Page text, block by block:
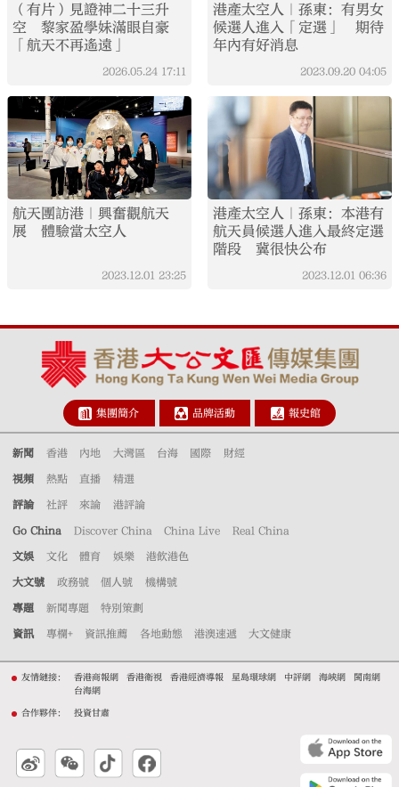
（有片）見證神二十三升
空 黎家盈學妹滿眼自豪
「航天不再遙遠」
2026.05.24 17:11
港產太空人｜孫東：有男女
候選人進入「定選」 期待
年內有好消息
2023.09.20 04:05
航天團訪港｜興奮觀航天
展 體驗當太空人
2023.12.01 23:25
港產太空人｜孫東：本港有
航天員候選人進入最終定選
階段 冀很快公布
2023.12.01 06:36
集團簡介 品牌活動 報史館
新聞 香港 內地 大灣區 台海 國際 財經
視頻 熱點 直播 精選
評論 社評 來論 港評論
Go China Discover China China Live Real China
文娛 文化 體育 娛樂 港飲港色
大文號 政務號 個人號 機構號
專題 新聞專題 特別策劃
資訊 專欄+ 資訊推薦 各地動態 港澳速遞 大文健康
友情鏈接： 香港商報網 香港衛視 香港經濟導報 星島環球網 中評網 海峽網
閩南網
台海網
合作夥伴： 投資甘肅